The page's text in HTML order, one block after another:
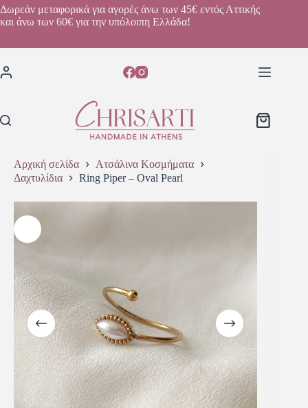
Δωρεάν μεταφορικά για αγορές άνω των 45€ εντός Αττικής
και άνω των 60€ για την υπόλοιπη Ελλάδα!
Αρχική σελίδα
Ατσάλινα Κοσμήματα
Δαχτυλίδια
Ring Piper – Oval Pearl